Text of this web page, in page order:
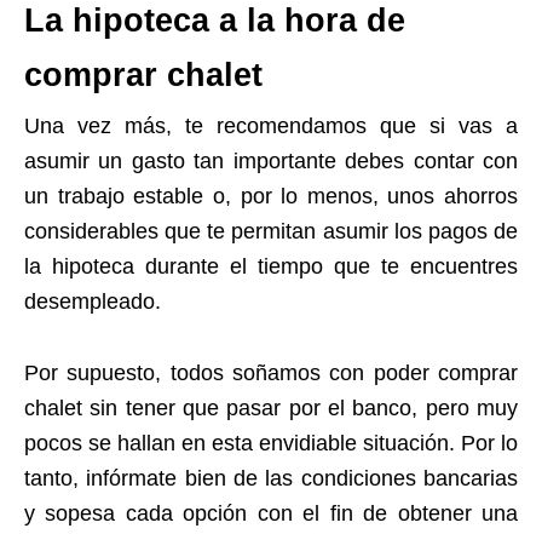
La hipoteca a la hora de
comprar chalet
Una vez más, te recomendamos que si vas a
asumir un gasto tan importante debes contar con
un trabajo estable o, por lo menos, unos ahorros
considerables que te permitan asumir los pagos de
la hipoteca durante el tiempo que te encuentres
desempleado.
Por supuesto, todos soñamos con poder comprar
chalet sin tener que pasar por el banco, pero muy
pocos se hallan en esta envidiable situación. Por lo
tanto, infórmate bien de las condiciones bancarias
y sopesa cada opción con el fin de obtener una